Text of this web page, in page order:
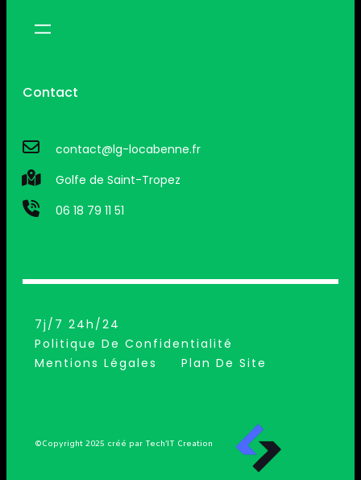
Contact
contact@lg-locabenne.fr
Golfe de Saint-Tropez
06 18 79 11 51
7j/7 24h/24
Politique De Confidentialité
Mentions Légales
Plan De Site
©Copyright 2025 créé par Tech’IT Creation